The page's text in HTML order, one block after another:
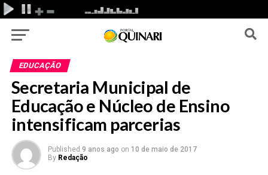
EDUCAÇÃO
Secretaria Municipal de
Educação e Núcleo de Ensino
intensificam parcerias
Published 9 anos ago on 10 de maio de 2017
By Redação